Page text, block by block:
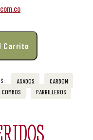
ASADOS
CARBON
COMBOS
PARRILLEROS
Carrito